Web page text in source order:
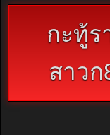
Honda Car Clubs
กะทู้ร
สาวก